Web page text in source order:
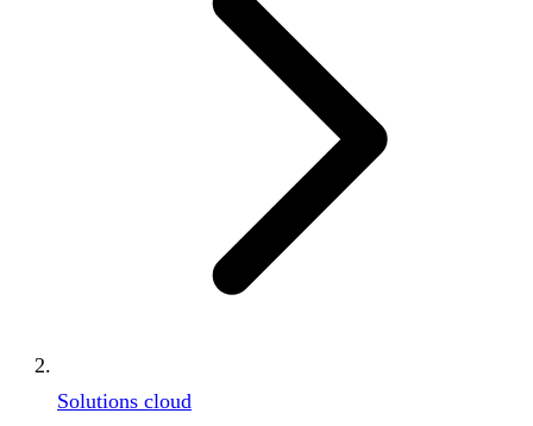
Solutions cloud